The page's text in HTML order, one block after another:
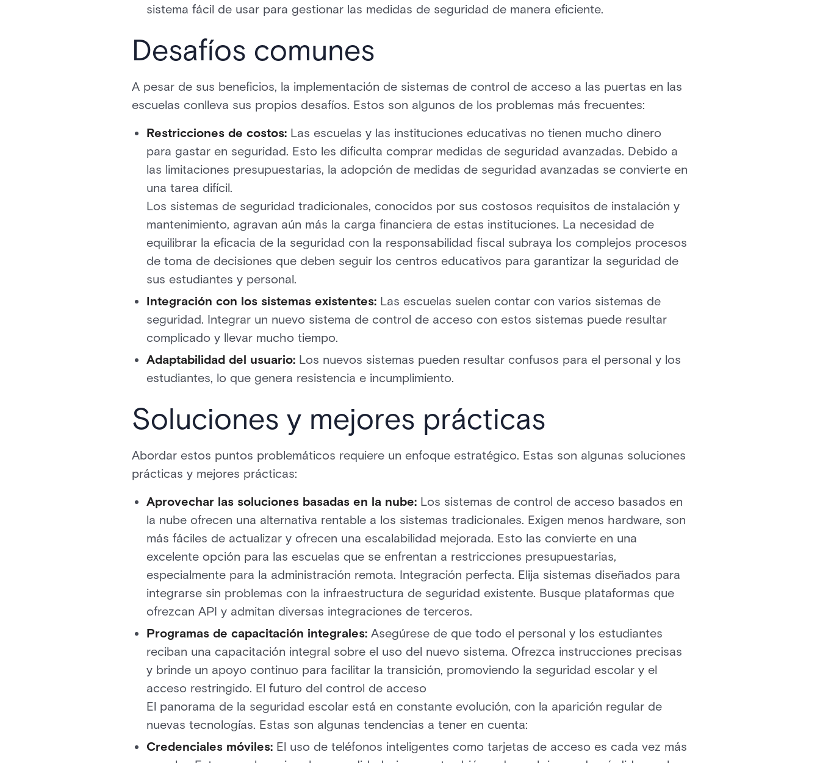
sistema fácil de usar para gestionar las medidas de seguridad de manera eficiente.
Desafíos comunes
A pesar de sus beneficios, la implementación de sistemas de control de acceso a las puertas en las
escuelas conlleva sus propios desafíos. Estos son algunos de los problemas más frecuentes:
Restricciones de costos: Las escuelas y las instituciones educativas no tienen mucho dinero
para gastar en seguridad. Esto les dificulta comprar medidas de seguridad avanzadas. Debido a
las limitaciones presupuestarias, la adopción de medidas de seguridad avanzadas se convierte en
una tarea difícil.
Los sistemas de seguridad tradicionales, conocidos por sus costosos requisitos de instalación y
mantenimiento, agravan aún más la carga financiera de estas instituciones. La necesidad de
equilibrar la eficacia de la seguridad con la responsabilidad fiscal subraya los complejos procesos
de toma de decisiones que deben seguir los centros educativos para garantizar la seguridad de
sus estudiantes y personal.
Integración con los sistemas existentes: Las escuelas suelen contar con varios sistemas de
seguridad. Integrar un nuevo sistema de control de acceso con estos sistemas puede resultar
complicado y llevar mucho tiempo.
Adaptabilidad del usuario: Los nuevos sistemas pueden resultar confusos para el personal y los
estudiantes, lo que genera resistencia e incumplimiento.
Soluciones y mejores prácticas
Abordar estos puntos problemáticos requiere un enfoque estratégico. Estas son algunas soluciones
prácticas y mejores prácticas:
Aprovechar las soluciones basadas en la nube: Los sistemas de control de acceso basados en
la nube ofrecen una alternativa rentable a los sistemas tradicionales. Exigen menos hardware, son
más fáciles de actualizar y ofrecen una escalabilidad mejorada. Esto las convierte en una
excelente opción para las escuelas que se enfrentan a restricciones presupuestarias,
especialmente para la administración remota. Integración perfecta. Elija sistemas diseñados para
integrarse sin problemas con la infraestructura de seguridad existente. Busque plataformas que
ofrezcan API y admitan diversas integraciones de terceros.
Programas de capacitación integrales: Asegúrese de que todo el personal y los estudiantes
reciban una capacitación integral sobre el uso del nuevo sistema. Ofrezca instrucciones precisas
y brinde un apoyo continuo para facilitar la transición, promoviendo la seguridad escolar y el
acceso restringido. El futuro del control de acceso
El panorama de la seguridad escolar está en constante evolución, con la aparición regular de
nuevas tecnologías. Estas son algunas tendencias a tener en cuenta:
Credenciales móviles: El uso de teléfonos inteligentes como tarjetas de acceso es cada vez más